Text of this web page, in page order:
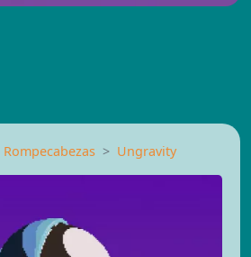
Rompecabezas Ungravity